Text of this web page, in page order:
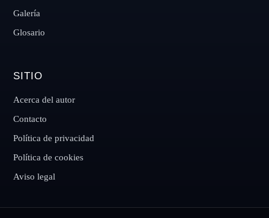
Galería
Glosario
SITIO
Acerca del autor
Contacto
Política de privacidad
Política de cookies
Aviso legal